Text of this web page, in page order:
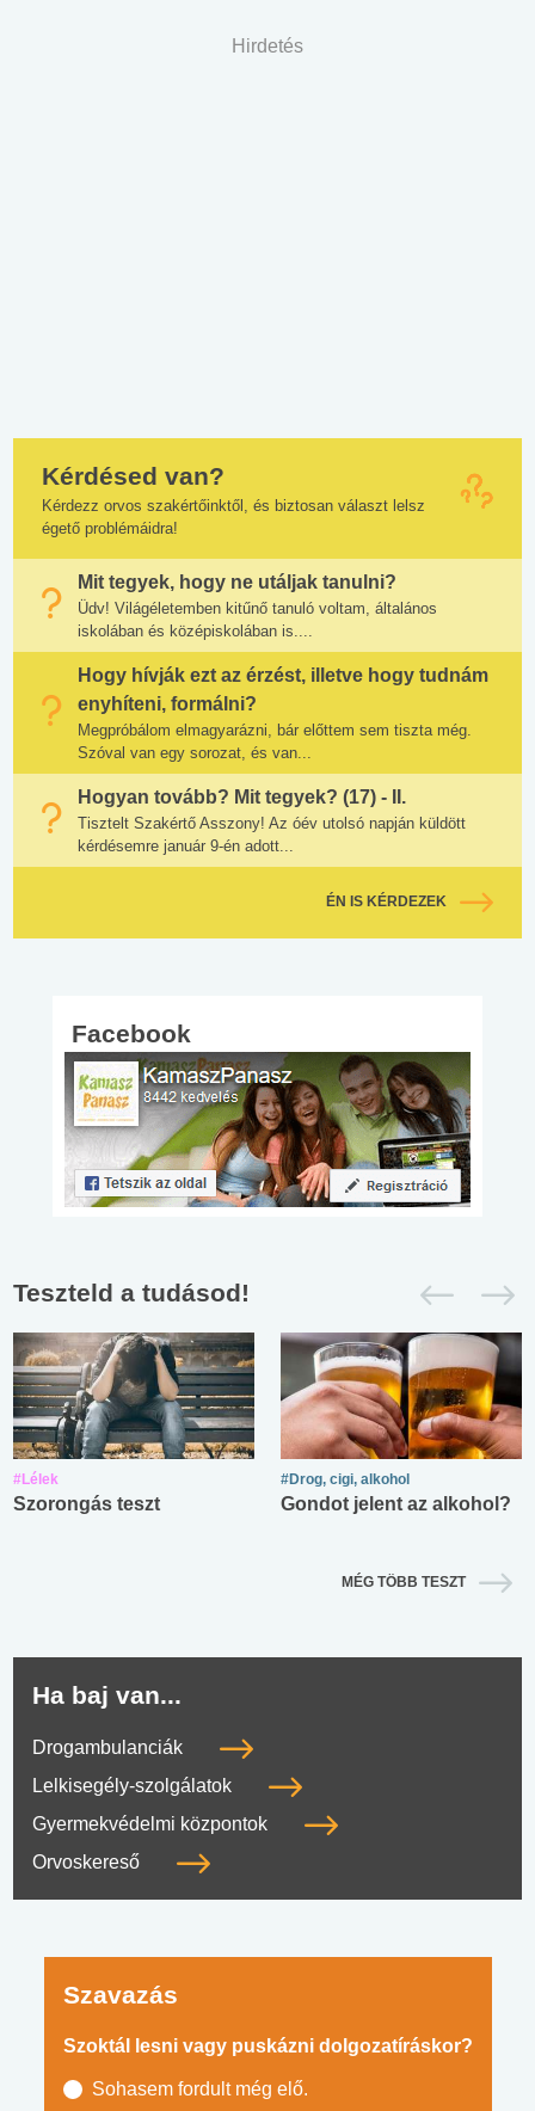
Hirdetés
Kérdésed van?
Kérdezz orvos szakértőinktől, és biztosan választ lelsz
égető problémáidra!
Mit tegyek, hogy ne utáljak tanulni?
Üdv! Világéletemben kitűnő tanuló voltam, általános
iskolában és középiskolában is....
Hogy hívják ezt az érzést, illetve hogy tudnám
enyhíteni, formálni?
Megpróbálom elmagyarázni, bár előttem sem tiszta még.
Szóval van egy sorozat, és van...
Hogyan tovább? Mit tegyek? (17) - II.
Tisztelt Szakértő Asszony! Az óév utolsó napján küldött
kérdésemre január 9-én adott...
ÉN IS KÉRDEZEK
Facebook
Teszteld a tudásod!
#Lélek
Szorongás teszt
#Drog, cigi, alkohol
Gondot jelent az alkohol?
MÉG TÖBB TESZT
Ha baj van...
Drogambulanciák
Lelkisegély-szolgálatok
Gyermekvédelmi központok
Orvoskereső
Szavazás
Szoktál lesni vagy puskázni dolgozatíráskor?
Sohasem fordult még elő.